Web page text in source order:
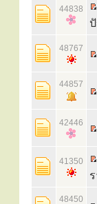
44838
48767
44857
42446
41350
48450